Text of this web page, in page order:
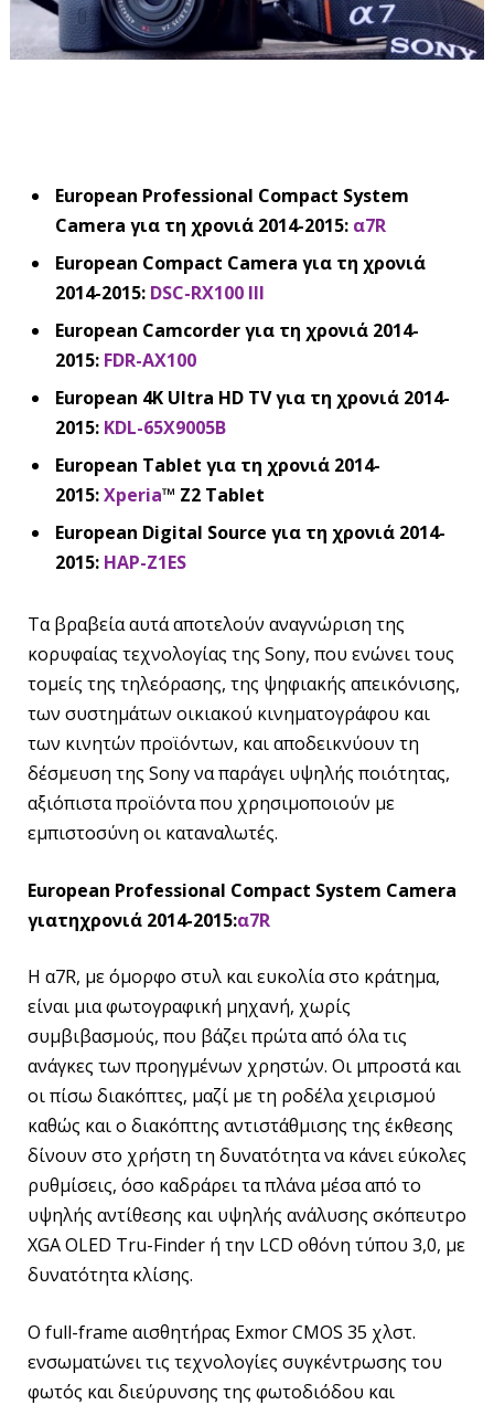
European Professional Compact System
Camera για τη χρονιά 2014-2015: α7R
European Compact Camera για τη χρονιά
2014-2015: DSC-RX100 III
European Camcorder για τη χρονιά 2014-
2015: FDR-AX100
European 4K Ultra HD TV για τη χρονιά 2014-
2015: KDL-65X9005B
European Tablet για τη χρονιά 2014-
2015:Xperia™ Z2 Tablet
European Digital Source για τη χρονιά 2014-
2015: HAP-Z1ES
Τα βραβεία αυτά αποτελούν αναγνώριση της
κορυφαίας τεχνολογίας της Sony, που ενώνει τους
τομείς της τηλεόρασης, της ψηφιακής απεικόνισης,
των συστημάτων οικιακού κινηματογράφου και
των κινητών προϊόντων, και αποδεικνύουν τη
δέσμευση της Sony να παράγει υψηλής ποιότητας,
αξιόπιστα προϊόντα που χρησιμοποιούν με
εμπιστοσύνη οι καταναλωτές.
European Professional Compact System Camera
γιατηχρονιά 2014-2015:α7R
H α7R, με όμορφο στυλ και ευκολία στο κράτημα,
είναι μια φωτογραφική μηχανή, χωρίς
συμβιβασμούς, που βάζει πρώτα από όλα τις
ανάγκες των προηγμένων χρηστών. Οι μπροστά και
οι πίσω διακόπτες, μαζί με τη ροδέλα χειρισμού
καθώς και ο διακόπτης αντιστάθμισης της έκθεσης
δίνουν στο χρήστη τη δυνατότητα να κάνει εύκολες
ρυθμίσεις, όσο καδράρει τα πλάνα μέσα από το
υψηλής αντίθεσης και υψηλής ανάλυσης σκόπευτρο
XGA OLED Tru-Finder ή την LCD οθόνη τύπου 3,0, με
δυνατότητα κλίσης.
Ο full-frame αισθητήρας Exmor CMOS 35 χλστ.
ενσωματώνει τις τεχνολογίες συγκέντρωσης του
φωτός και διεύρυνσης της φωτοδιόδου και